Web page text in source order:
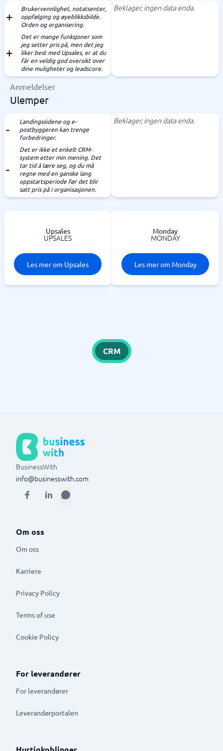
Brukervennlighet, notatsenter,
oppfølging og øyeblikksbilde.
Orden og organisering.
Det er mange funksjoner som
jeg setter pris på, men det jeg
liker best med Upsales, er at du
får en veldig god oversikt over
dine muligheter og leadscore.
Beklager, ingen data enda.
Anmeldelser
Ulemper
Landingssidene og e-
postbyggeren kan trenge
forbedringer.
Det er ikke et enkelt CRM-
system etter min mening. Det
tar tid å lære seg, og du må
regne med en ganske lang
oppstartsperiode før det blir
satt pris på i organisasjonen.
Beklager, ingen data enda.
Upsales
UPSALES
Les mer om Upsales
Monday
MONDAY
Les mer om Monday
CRM
BusinessWith
info@businesswith.com
Om oss
Om oss
Karriere
Privacy Policy
Terms of use
Cookie Policy
For leverandører
For leverandører
Leverandørportalen